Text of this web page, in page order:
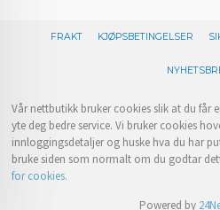
FRAKT KJØPSBETINGELSER
Vår nettbutikk bruker cookies slik at du får
yte deg bedre service. Vi bruker cookies
innloggingsdetaljer og huske hva du har
bruke siden som normalt om du godtar
for cookies.
Powered by